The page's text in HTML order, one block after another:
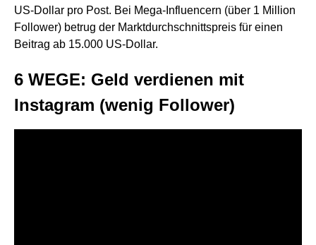
US-Dollar pro Post. Bei Mega-Influencern (über 1 Million
Follower) betrug der Marktdurchschnittspreis für einen
Beitrag ab 15.000 US-Dollar.
6 WEGE: Geld verdienen mit
Instagram (wenig Follower)